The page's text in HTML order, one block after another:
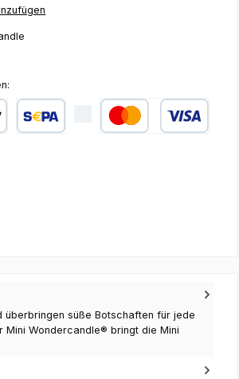
Pay
überbringen süße Botschaften für jede
Mini Wondercandle® bringt die Mini